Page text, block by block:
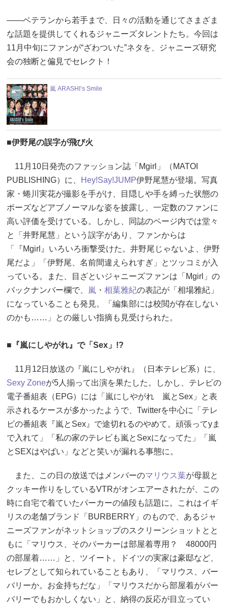
――ベテランから若手まで、日々の活動を通じてさまざま
な話題を提供してくれるジャニーズタレントたち。今回は
11月中旬にファンが“ざわついた”ネタを、ジャニーズ研究
会の独断と偏見でセレクト！
嵐 ARASHI’s Smile
■伊野尾の誤字が飛び火
11月10日発売のファッション誌「Mgirl」（MATOI
PUBLISHING）に、
Hey!Say!JUMP伊野尾慧が登場。写真
家・蜷川実花が撮影を手がけ、目隠しや手を縛った状態の
ポーズなどアブノーマルな姿を披露し、一定数のファンに
高い評価を受けている。しかし、同誌のページ内では堂々
と「井野尾慧」という誤字があり、ファンからは
「『Mgirl』いろいろ衝撃受けた。井野尾じゃないよ、伊野
尾だよ」「伊野尾、名前間違えられすぎ」とツッコミが入
っている。また、目ざといジャニーズファンは「Mgirl」の
バックナンバー欄で、
嵐 ・ 相葉雅紀の表記が「相場雅紀」
になっていることも発見。「編集部には校閲が存在しない
のかも……」との厳しい指摘も見受けられた。
■『嵐にしやがれ』で「Sex」!?
11月12日放送の『嵐にしやがれ』（日本テレビ系）に、
Sexy Zoneが5人揃って出演を果たした。しかし、テレビの
電子番組表（EPG）には「嵐にしやがれ 嵐とSex」と表
示されるケースが多かったようで、Twitterを中心に「テレ
ビの番組表『嵐とSex』で途切れるのやめて。頑張ってyま
で入れて」「私の家のテレビも嵐とSexになってた」「嵐
とSEXはやばい」などと笑いが漏れる事態に。
また、この日の放送ではメンバーのマリウス葉が母親と
クッキー作りをしているVTRがオンエアーされたが、この
時に自宅で着ていたパーカーの値段も話題に。これはイギ
リスの老舗ブランド「BURBERRY」のもので、あるジャ
ニーズファンがネットショップのスクリーンショットとと
もに「マリウス、そのパーカーは部屋着専用？ 48000円
の部屋着……」と、ツイート。ドイツの実家は豪邸など、
セレブとして知られていることもあり、「マリウス、バー
バリーか。お金持ちだな」「マリウスだから部屋着がバー
バリーでもおかしくない」と、納得の反応が目立ってい